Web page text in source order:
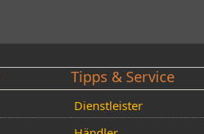
Tipps & Service
Dienstleister